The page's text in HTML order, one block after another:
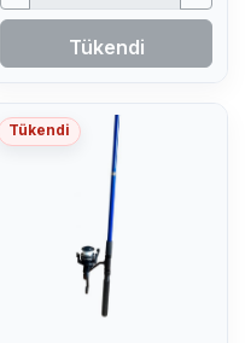
Tükendi
Tükendi